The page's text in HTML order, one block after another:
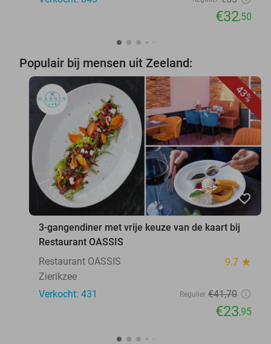
€32,50
Populair bij mensen uit Zeeland:
43%
favorite_border
3-gangendiner met vrije keuze van de kaart bij
Restaurant OASSIS
Restaurant OASSIS
9.7 star
Zierikzee
Verkocht: 431
Regulier €41,70
€23,95